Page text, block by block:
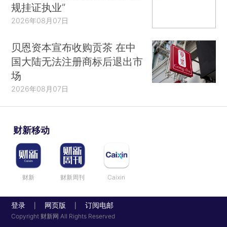
规挂证执业”
2026年08月07日
贝恩资本宣布收购贡茶 在中
国大陆无法注册商标后退出市
场
2026年08月07日
财新移动
财新 财新周刊 Caixin
登录 网页版 订阅电邮
Copyright 财新网 All Rights Reserved